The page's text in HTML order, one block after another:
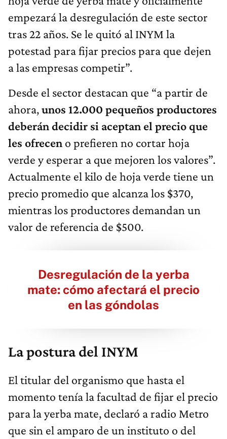
empezará la desregulación de este sector
tras 22 años. Se le quitó al INYM la
potestad para fijar precios para que dejen
a las empresas competir”.
Desde el sector destacan que “a partir de
ahora,unos 12.000 pequeños productores
deberán decidir si aceptan el precio que
les ofrecen o prefieren no cortar hoja
verde y esperar a que mejoren los valores”.
Actualmente el kilo de hoja verde tiene un
precio promedio que alcanza los $370,
mientras los productores demandan un
valor de referencia de $500.
Desregulación de la yerba
mate: cómo afectará el precio
en las góndolas
La postura del INYM
El titular del organismo que hasta el
momento tenía la facultad de fijar el precio
para la yerba mate, declaró a radio Metro
que sin el amparo de un instituto o del